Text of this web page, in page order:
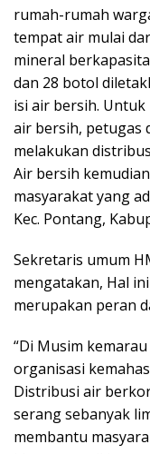
rumah-rumah
tempat air mulai
mineral
dan 28 botol
isi air bersih.
air bersih, petugas
melakukan
Air bersih
masyarakat yang
Kec. Pontang,
Sekretaris umum
mengatakan, Hal
merupakan peran
“Di Musim
organisasi
Distribusi air
serang sebanyak
membantu